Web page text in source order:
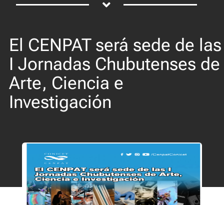
El CENPAT será sede de las
I Jornadas Chubutenses de
Arte, Ciencia e
Investigación